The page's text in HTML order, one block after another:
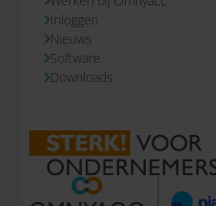
Inloggen
Nieuws
Software
Downloads